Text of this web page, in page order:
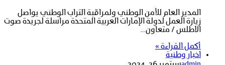
المدير العام للأمن الوطني ولمراقبة التراب الوطني يواصل
زيارة العمل لدولة الإمارات العربية المتحدة مراسلة لجريدة صوت
الاطلس / متعاون…
أكمل القراءة »
اخبار وطنية